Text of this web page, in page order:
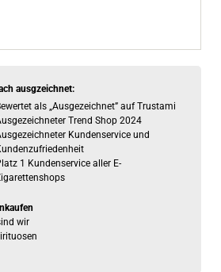
ausgzeichnet:
als „Ausgezeichnet” auf Trustami
Trend Shop 2024
Kundenservice und
1 Kundenservice aller E-
wir